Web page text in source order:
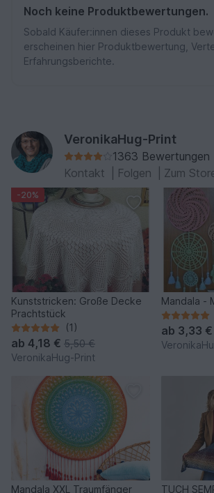
Noch keine Produktbewertungen.
Sobald Käufer:innen dieses Produkt
erscheinen hier Produktbewertung,
Erfahrungsberichte.
VeronikaHug-Print
1363 Bewertungen
Kontakt
Folgen Zum
-20%
Kunststricken: Große Decke
Prachtstück
(1)
ab 4,18 € 5,50 €
VeronikaHug-Print
Mandala -
ab 3,33 €
Mandala XXL Traumfänger TUCH